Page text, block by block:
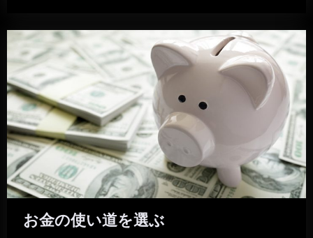
お金の使い道を選ぶ